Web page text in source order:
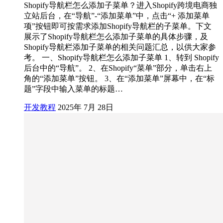
Shopify导航栏怎么添加子菜单？进入Shopify跨境电商独
立站后台，在“导航”-“添加菜单”中，点击“+ 添加菜单
项”按钮即可按需求添加Shopify导航栏的子菜单。下文
展示了Shopify导航栏怎么添加子菜单的具体步骤，及
Shopify导航栏添加子菜单的相关问题汇总，以供大家参
考。 一、Shopify导航栏怎么添加子菜单 1、转到 Shopify
后台中的“导航”。 2、在Shopify“菜单”部分，单击右上
角的“添加菜单”按钮。 3、在“添加菜单”屏幕中，在“标
题”字段中输入菜单的标题…
开发教程 2025年 7月 28日